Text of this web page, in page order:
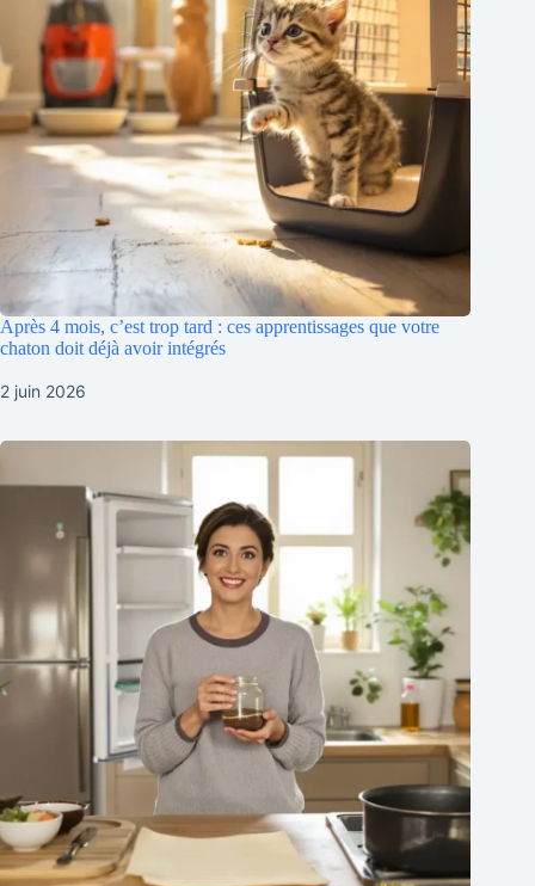
Après 4 mois, c’est trop tard : ces apprentissages que votre
chaton doit déjà avoir intégrés
2 juin 2026